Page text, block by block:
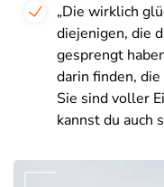
„Die wirklich
diejenigen, die
gesprengt
darin finden,
Sie sind voller
kannst du auch